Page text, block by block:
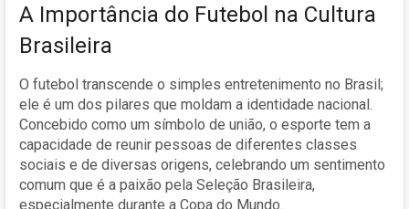
A Importância do Futebol na Cultura
Brasileira
O futebol transcende o simples entretenimento no Brasil;
ele é um dos pilares que moldam a identidade nacional.
Concebido como um símbolo de união, o esporte tem a
capacidade de reunir pessoas de diferentes classes
sociais e de diversas origens, celebrando um sentimento
comum que é a paixão pela Seleção Brasileira,
especialmente durante a Copa do Mundo.